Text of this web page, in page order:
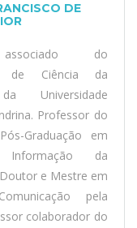
DE
do
de Ciência da
Universidade
Professor do
Graduação em
da
e Mestre em
pela
colaborador do